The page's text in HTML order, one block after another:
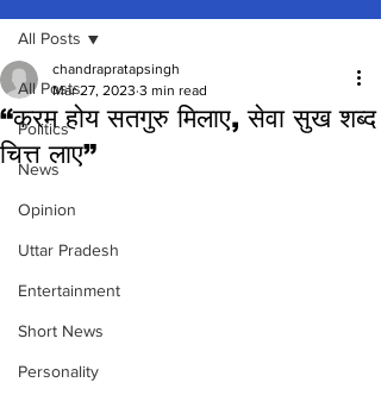
All Posts
Politics
News
Opinion
Uttar Pradesh
Entertainment
Short News
Personality
All Posts
“करम होय सतगुरु मिलाए, सेवा सुख शब्द
चित्त लाए”
chandrapratapsingh
Mar 27, 2023 3 min read